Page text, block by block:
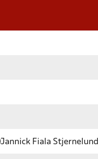
Jannick Fiala Stjernelund